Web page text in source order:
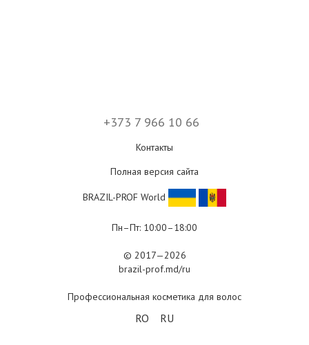
+373 7 966 10 66
Контакты
Полная версия сайта
BRAZIL-PROF World
Пн–Пт: 10:00–18:00
© 2017—2026
brazil-prof.md/ru
Профессиональная косметика для волос
RO RU